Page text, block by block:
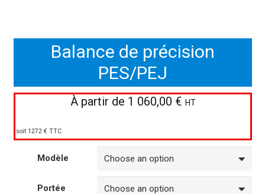
Balance de précision
PES/PEJ
À partir de 1 060,00 € HT
soit 1272 € TTC
Modèle
Portée